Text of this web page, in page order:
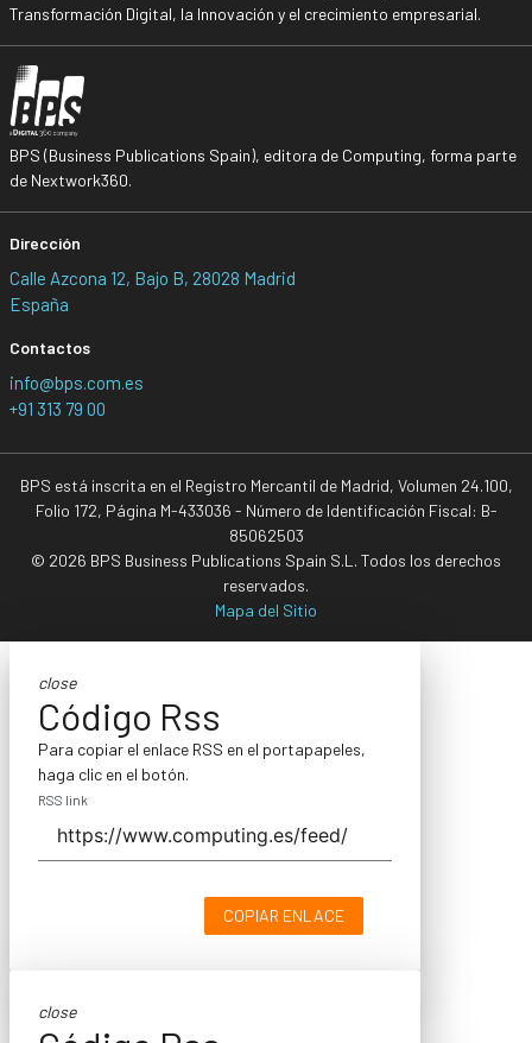
Transformación Digital, la Innovación y el crecimiento empresarial.
BPS (Business Publications Spain), editora de Computing, forma parte
de Nextwork360.
Dirección
Calle Azcona 12, Bajo B, 28028 Madrid
España
Contactos
info@bps.com.es
+91 313 79 00
BPS está inscrita en el Registro Mercantil de Madrid, Volumen 24.100,
Folio 172, Página M-433036 - Número de Identificación Fiscal: B-
85062503
© 2026 BPS Business Publications Spain S.L. Todos los derechos
reservados.
Mapa del Sitio
close
Código Rss
Para copiar el enlace RSS en el portapapeles,
haga clic en el botón.
RSS link
COPIAR ENLACE
close